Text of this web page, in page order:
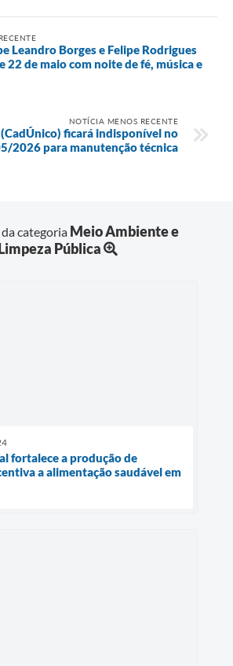
Leandro Borges e Felipe Rodrigues
22 de maio com noite de fé, música e
NOTÍCIA MENOS RECENTE
ficará indisponível no
2026 para manutenção técnica
categoria Meio Ambiente e
Pública
fortalece a produção de
a alimentação saudável em